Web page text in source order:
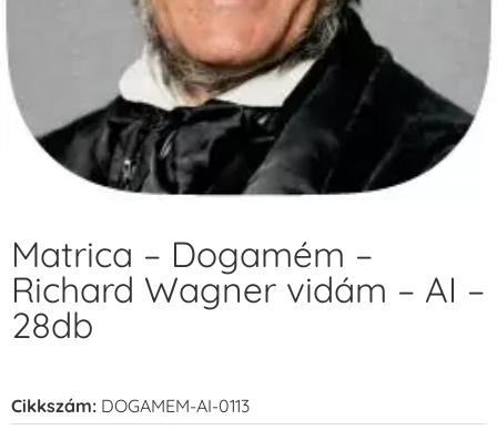
Matrica – Dogamém –
Richard Wagner vidám – AI –
28db
Cikkszám: DOGAMEM-AI-0113